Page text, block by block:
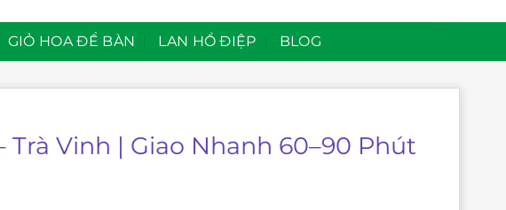
GIỎ HOA ĐỂ BÀN LAN HỒ ĐIỆP BLOG
Trà Vinh | Giao Nhanh 60–90 Phút